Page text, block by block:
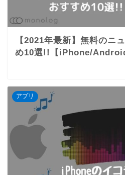
【2021年最新】無料のニ
め10選!!【iPhone/Android
アプリ